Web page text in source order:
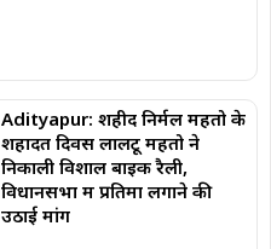
Adityapur: शहीद निर्मल महतो के
शहादत दिवस लालटू महतो ने
निकाली विशाल बाइक रैली,
विधानसभा में प्रतिमा लगाने की
उठाई मांग